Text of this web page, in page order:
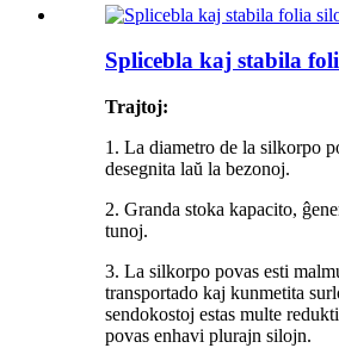
Splicebla kaj stabila
Trajtoj:
1. La diametro de la silkorpo
desegnita laŭ la bezonoj.
2. Granda stoka kapacito,
tunoj.
3. La silkorpo povas esti
transportado kaj kunmetita
sendokostoj estas multe
povas enhavi plurajn silojn.